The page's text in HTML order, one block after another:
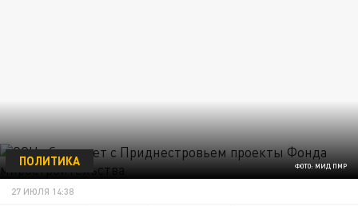
ФОТО: МИД ПМР
ПОЛИТИКА
27 ИЮЛЯ 14:38